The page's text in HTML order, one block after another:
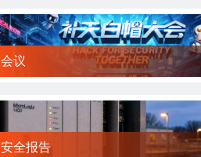
会议
安全报告